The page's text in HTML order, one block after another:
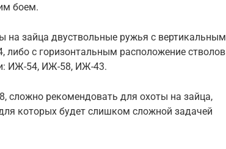
боем.
на зайца двуствольные ружья с вертикальным
с горизонтальным расположение стволов
ИЖ-54, ИЖ-58, ИЖ-43.
сложно рекомендовать для охоты на зайца,
которых будет слишком сложной задачей